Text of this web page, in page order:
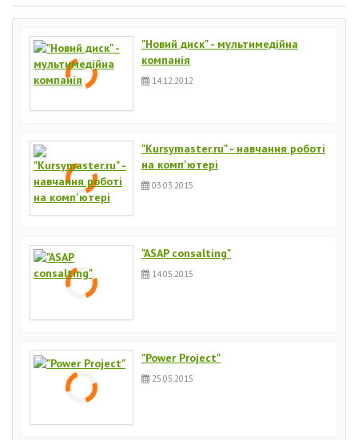
"Новий диск" - мультимедійна
компанія
14.12.2012
"Kursymaster.ru" - навчання роботі
на комп'ютері
03.03.2015
"ASAP consalting"
14.05.2015
"Power Project"
25.05.2015